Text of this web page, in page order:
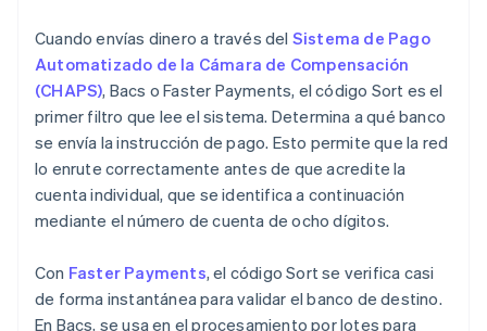
Cuando envías dinero a través del Sistema de Pago
Automatizado de la Cámara de Compensación
(CHAPS), Bacs o Faster Payments, el código Sort es el
primer filtro que lee el sistema. Determina a qué banco
se envía la instrucción de pago. Esto permite que la red
lo enrute correctamente antes de que acredite la
cuenta individual, que se identifica a continuación
mediante el número de cuenta de ocho dígitos.
Con Faster Payments, el código Sort se verifica casi
de forma instantánea para validar el banco de destino.
En Bacs, se usa en el procesamiento por lotes para